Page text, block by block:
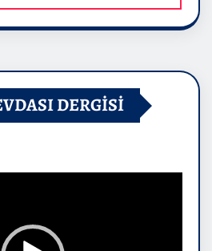
DERGİSİ